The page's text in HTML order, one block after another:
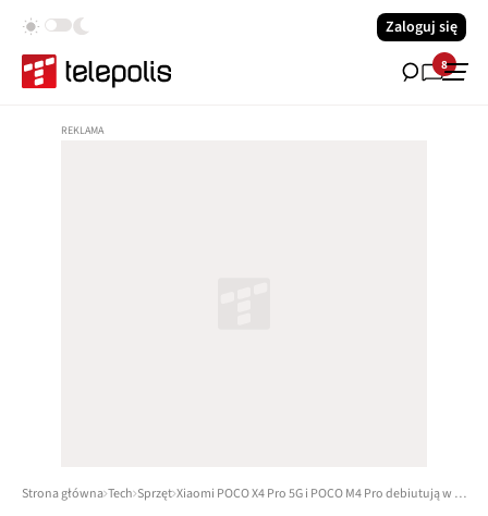
Zaloguj się
8
Strona główna Tech Sprzęt Xiaomi POCO X4 Pro 5G i POCO M4 Pro debiutują w Polsce z promocją na start